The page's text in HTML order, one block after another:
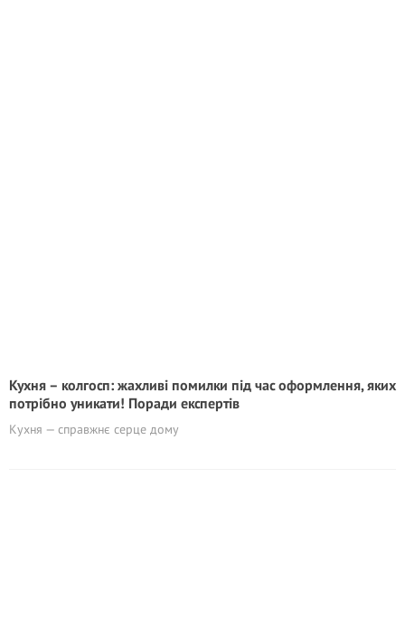
Кухня – колгосп: жaxливі помилки під час оформлення, яких
потрібно уникати! Поради експертів
Кухня — справжнє серце дому